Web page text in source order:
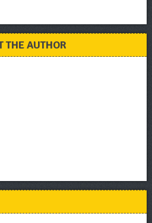
THE AUTHOR